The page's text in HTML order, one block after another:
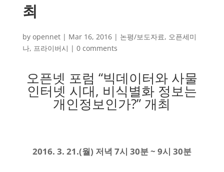
최
by opennet| Mar 16, 2016| 논평/보도자료, 오픈세미
나, 프라이버시 | 0 comments
오픈넷 포럼 “빅데이터와 사물
인터넷 시대, 비식별화 정보는
개인정보인가?” 개최
2016. 3. 21.(월) 저녁 7시 30분 ~ 9시 30분